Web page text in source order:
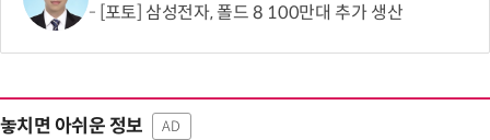
[포토] 삼성전자, 폴드 8 100만대 추가 생산
놓치면 아쉬운 정보 AD